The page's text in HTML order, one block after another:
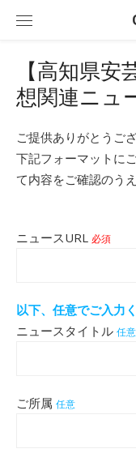
【高知県安
想関連ニュ
ご提供ありがとうござ
下記フォーマットに
て内容をご確認のう
ニュースURL 必須
以下、任意でご入力
ニュースタイトル 任意
ご所属 任意